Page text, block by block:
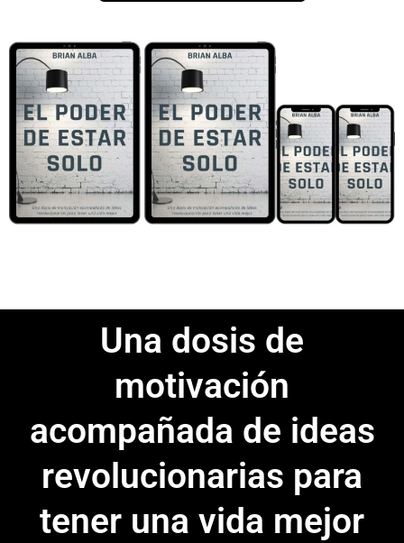
Una dosis de
motivación
acompañada de ideas
revolucionarias para
tener una vida mejor